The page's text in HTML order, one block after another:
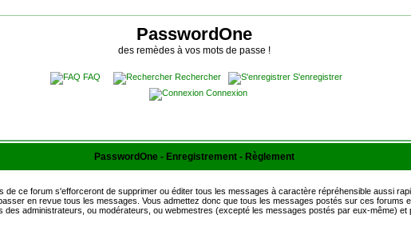
PasswordOne
des remèdes à vos mots de passe !
FAQ Rechercher
S'enregistrer
Connexion
PasswordOne - Enregistrement - Règlement
de ce forum s'efforceront de supprimer ou éditer tous les messages à caractère répréhensible aussi
en revue tous les messages. Vous admettez donc que tous les messages postés sur ces forums
des administrateurs, ou modérateurs, ou webmestres (excepté les messages postés par eux-même) et